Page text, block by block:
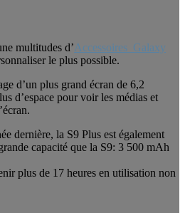
multitudes d’Accessoires Galaxy
le plus possible.
d’un plus grand écran de 6,2
d’espace pour voir les médias et
dernière, la S9 Plus est également
capacité que la S9: 3 500 mAh
plus de 17 heures en utilisation non